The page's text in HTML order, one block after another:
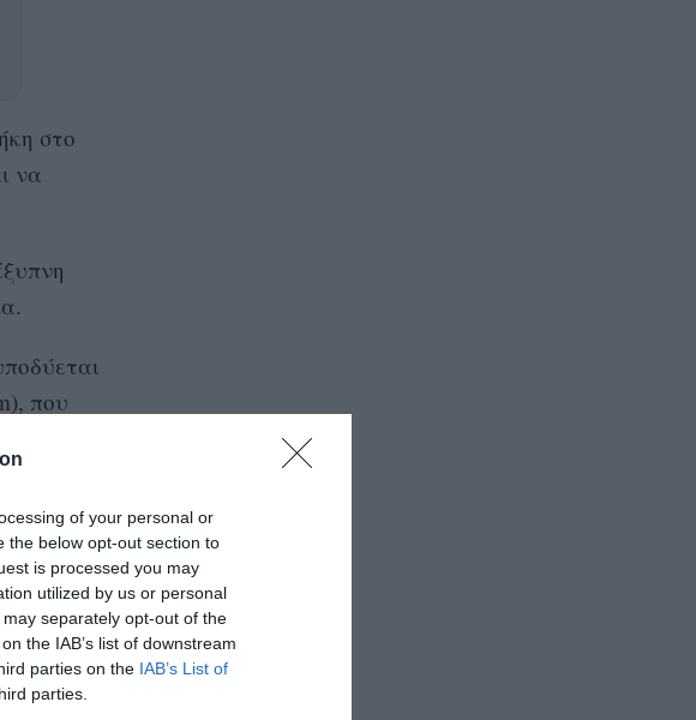
of your personal or
the below opt-out section to
is processed you may
utilized by us or personal
separately opt-out of the
the IAB’s list of downstream
parties on the IAB’s List of
parties.
στο
να
που
θα